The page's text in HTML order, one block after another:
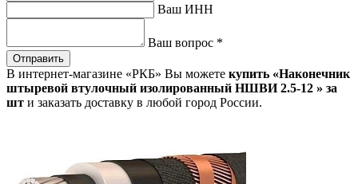
Ваш ИНН
Ваш вопрос *
Отправить
В интернет-магазине «РКБ» Вы можете купить «Наконечник
штыревой втулочный изолированный НШВИ 2.5-12 » за
шт и заказать доставку в любой город России.